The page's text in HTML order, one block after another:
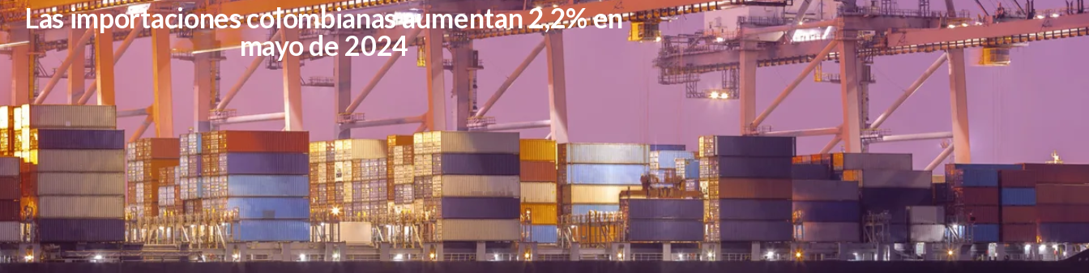
Las importaciones colombianas aumentan 2,2% en
mayo de 2024